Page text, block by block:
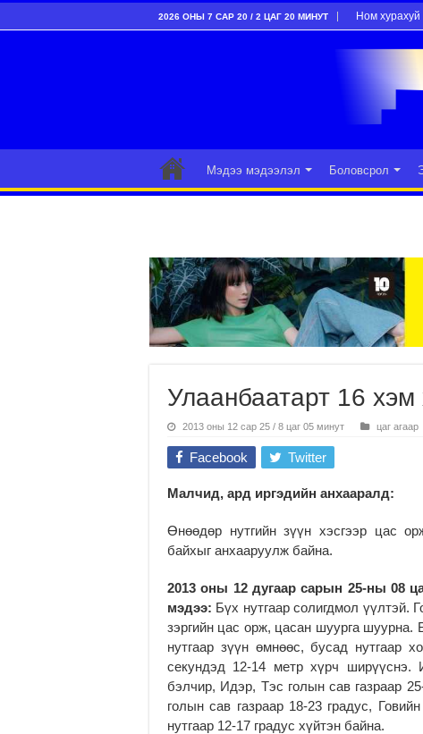
2026 ОНЫ 7 САР 20 / 2 ЦАГ 20 МИНУТ Ном хурахуй
Мэдээ мэдээлэл Боловсрол
Улаанбаатарт 16 хэм
2013 оны 12 сар 25 / 8 цаг 05 минут цаг агаар
Facebook Twitter
Малчид, ард иргэдийн анхааралд:
Өнөөдөр нутгийн зүүн хэсгээр цас
байхыг анхааруулж байна.
2013 оны 12 дугаар сарын 25-ны 08
мэдээ: Бүх нутгаар солигдмол үүлтэй.
зэргийн цас орж, цасан шуурга шуурна.
нутгаар зүүн өмнөөс, бусад нутгаар
секундэд 12-14 метр хүрч
бэлчир, Идэр, Тэс голын сав газраар
голын сав газраар 18-23 градус,
нутгаар 12-17 градус хүйтэн байна.